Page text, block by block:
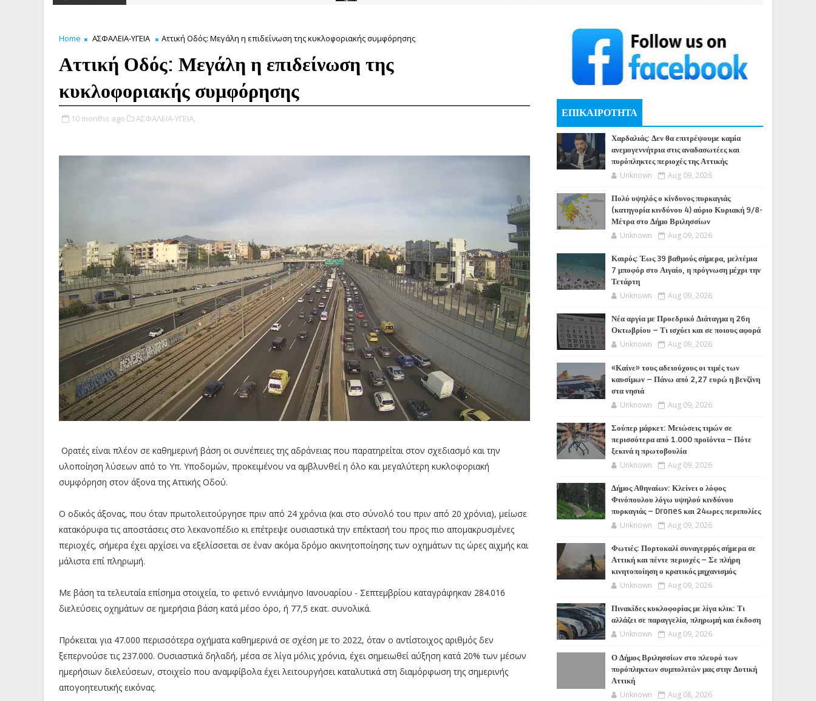
Home ΑΣΦΑΛΕΙΑ-ΥΓΕΙΑ Αττική Οδός: Μεγάλη η επιδείνωση της κυκλοφοριακής συμφόρησης
Αττική Οδός: Μεγάλη η επιδείνωση της
κυκλοφοριακής συμφόρησης
10 months ago ΑΣΦΑΛΕΙΑ-ΥΓΕΙΑ,
Ορατές είναι πλέον σε καθημερινή βάση οι συνέπειες της αδράνειας που παρατηρείται στον σχεδιασμό και την
υλοποίηση λύσεων από το Υπ. Υποδομών, προκειμένου να αμβλυνθεί η όλο και μεγαλύτερη κυκλοφοριακή
συμφόρηση στον άξονα της Αττικής Οδού.
Ο οδικός άξονας, που όταν πρωτολειτούργησε πριν από 24 χρόνια (και στο σύνολό του πριν από 20 χρόνια), μείωσε
κατακόρυφα τις αποστάσεις στο λεκανοπέδιο κι επέτρεψε ουσιαστικά την επέκτασή του προς πιο απομακρυσμένες
περιοχές, σήμερα έχει αρχίσει να εξελίσσεται σε έναν ακόμα δρόμο ακινητοποίησης των οχημάτων τις ώρες αιχμής και
μάλιστα επί πληρωμή.
Με βάση τα τελευταία επίσημα στοιχεία, το φετινό εννιάμηνο Ιανουαρίου - Σεπτεμβρίου καταγράφηκαν 284.016
διελεύσεις οχημάτων σε ημερήσια βάση κατά μέσο όρο, ή 77,5 εκατ. συνολικά.
Πρόκειται για 47.000 περισσότερα οχήματα καθημερινά σε σχέση με το 2022, όταν ο αντίστοιχος αριθμός δεν
ξεπερνούσε τις 237.000. Ουσιαστικά δηλαδή, μέσα σε λίγα μόλις χρόνια, έχει σημειωθεί αύξηση κατά 20% των μέσων
ημερήσιων διελεύσεων, στοιχείο που αναμφίβολα έχει λειτουργήσει καταλυτικά στη διαμόρφωση της σημερινής
απογοητευτικής εικόνας.
ΕΠΙΚΑΙΡΟΤΗΤΑ
Χαρδαλιάς: Δεν θα επιτρέψουμε καμία
ανεμογεννήτρια στις αναδασωτέες και
πυρόπληκτες περιοχές της Αττικής
Unknown Aug 09, 2026
Πολύ υψηλός ο κίνδυνος πυρκαγιάς
(κατηγορία κινδύνου 4) αύριο Κυριακή 9/8-
Μέτρα στο Δήμο Βριλησσίων
Unknown Aug 09, 2026
Καιρός: Έως 39 βαθμούς σήμερα, μελτέμια
7 μποφόρ στο Αιγαίο, η πρόγνωση μέχρι την
Τετάρτη
Unknown Aug 09, 2026
Νέα αργία με Προεδρικό Διάταγμα η 26η
Οκτωβρίου – Τι ισχύει και σε ποιους αφορά
Unknown Aug 09, 2026
«Καίνε» τους αδειούχους οι τιμές των
καυσίμων – Πάνω από 2,27 ευρώ η βενζίνη
στα νησιά
Unknown Aug 09, 2026
Σούπερ μάρκετ: Μειώσεις τιμών σε
περισσότερα από 1.000 προϊόντα – Πότε
ξεκινά η πρωτοβουλία
Unknown Aug 09, 2026
Δήμος Αθηναίων: Κλείνει ο λόφος
Φινόπουλου λόγω υψηλού κινδύνου
πυρκαγιάς – Drones και 24ωρες περιπολίες
Unknown Aug 09, 2026
Φωτιές: Πορτοκαλί συναγερμός σήμερα σε
Αττική και πέντε περιοχές – Σε πλήρη
κινητοποίηση ο κρατικός μηχανισμός
Unknown Aug 09, 2026
Πινακίδες κυκλοφορίας με λίγα κλικ: Τι
αλλάζει σε παραγγελία, πληρωμή και έκδοση
Unknown Aug 09, 2026
Ο Δήμος Βριλησσίων στο πλευρό των
πυρόπληκτων συμπολιτών μας στην Δυτική
Αττική
Unknown Aug 08, 2026